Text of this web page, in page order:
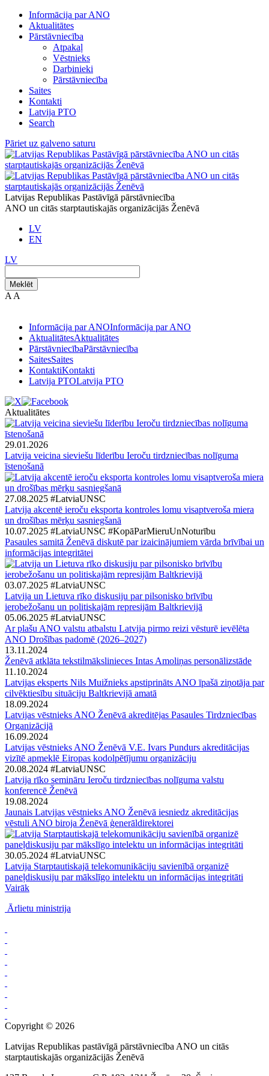
Informācija par ANO
Aktualitātes
Pārstāvniecība
Atpakaļ
Vēstnieks
Darbinieki
Pārstāvniecība
Saites
Kontakti
Latvija PTO
Search
Pāriet uz galveno saturu
Latvijas Republikas Pastāvīgā pārstāvniecība
ANO un citās starptautiskajās organizācijās Ženēvā
LV
EN
LV
Meklēt
A A
Informācija par ANOInformācija par ANO
AktualitātesAktualitātes
PārstāvniecībaPārstāvniecība
SaitesSaites
KontaktiKontakti
Latvija PTOLatvija PTO
Aktualitātes
29.01.2026
Latvija veicina sieviešu līderību Ieroču tirdzniecības nolīguma
īstenošanā
27.08.2025 #LatviaUNSC
Latvija akcentē ieroču eksporta kontroles lomu visaptveroša miera
un drošības mērķu sasniegšanā
10.07.2025 #LatviaUNSC #KopāParMieruUnNoturību
Pasaules samitā Ženēvā diskutē par izaicinājumiem vārda brīvībai un
informācijas integritātei
03.07.2025 #LatviaUNSC
Latvija un Lietuva rīko diskusiju par pilsonisko brīvību
ierobežošanu un politiskajām represijām Baltkrievijā
05.06.2025 #LatviaUNSC
Ar plašu ANO valstu atbalstu Latvija pirmo reizi vēsturē ievēlēta
ANO Drošības padomē (2026–2027)
13.11.2024
Ženēvā atklāta tekstilmākslinieces Intas Amoliņas personālizstāde
11.10.2024
Latvijas eksperts Nils Muižnieks apstiprināts ANO īpašā ziņotāja par
cilvēktiesību situāciju Baltkrievijā amatā
18.09.2024
Latvijas vēstnieks ANO Ženēvā akreditējas Pasaules Tirdzniecības
Organizācijā
16.09.2024
Latvijas vēstnieks ANO Ženēvā V.E. Ivars Pundurs akreditācijas
vizītē apmeklē Eiropas kodolpētījumu organizāciju
20.08.2024 #LatviaUNSC
Latvija rīko semināru Ieroču tirdzniecības nolīguma valstu
konferencē Ženēvā
19.08.2024
Jaunais Latvijas vēstnieks ANO Ženēvā iesniedz akreditācijas
vēstuli ANO biroja Ženēvā ģenerāldirektorei
30.05.2024 #LatviaUNSC
Latvija Starptautiskajā telekomunikāciju savienībā organizē
paneļdiskusiju par mākslīgo intelektu un informācijas integritāti
Vairāk
Ārlietu ministrija
Copyright © 2026
Latvijas Republikas pastāvīgā pārstāvniecība ANO un citās
starptautiskajās organizācijās Ženēvā